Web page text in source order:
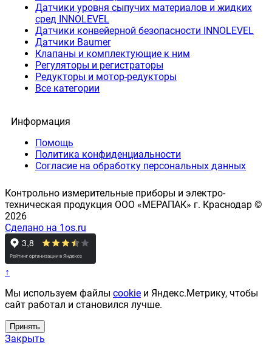
Датчики уровня сыпучих материалов и жидких
сред INNOLEVEL
Датчики конвейерной безопасности INNOLEVEL
Датчики Baumer
Клапаны и комплектующие к ним
Регуляторы и регистраторы
Редукторы и мотор-редукторы
Все категории
Информация
Помощь
Политика конфиденциальности
Согласие на обработку персональных данных
Контрольно измерительные приборы и электро-
техническая продукция ООО «МЕРАПАК» г. Краснодар ©
2026
Сделано на 1os.ru
↑
Мы используем файлы cookie и Яндекс.Метрику, чтобы
сайт работал и становился лучше.
Принять
Закрыть